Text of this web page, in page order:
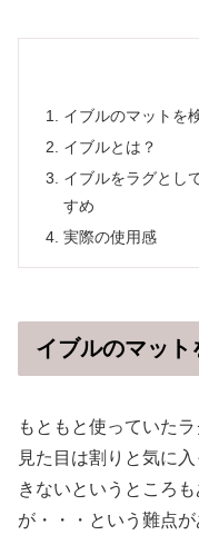
イブルのマットを
イブルとは？
イブルをラグとし
すめ
実際の使用感
イブルのマッ
もともと使っていた
見た目は割りと気に
きないというところ
が・・・という難点が